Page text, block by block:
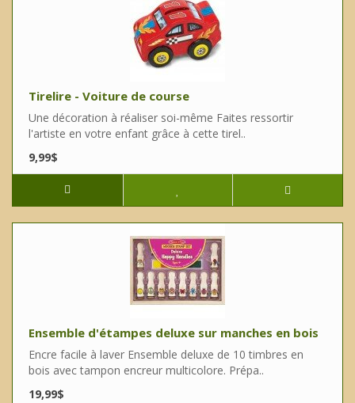
Tirelire - Voiture de course
Une décoration à réaliser soi-même Faites ressortir
l'artiste en votre enfant grâce à cette tirel..
9,99$
Ensemble d'étampes deluxe sur manches en bois
Encre facile à laver Ensemble deluxe de 10 timbres en
bois avec tampon encreur multicolore. Prépa..
19,99$